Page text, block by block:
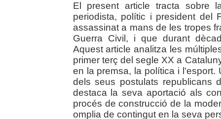
El present article tracta sobre
periodista, polític i president del
assassinat a mans de les tropes
Guerra Civil, i que durant
Aquest article analitza les
primer terç del segle XX a
en la premsa, la política i
dels seus postulats republicans
destaca la seva aportació als
procés de construcció de la
omplia de contingut en la seva